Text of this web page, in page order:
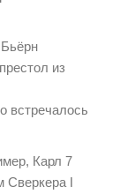
из
встречалось
Карл 7
Сверкера I